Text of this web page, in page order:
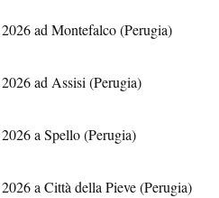
ad Montefalco (Perugia)
ad Assisi (Perugia)
a Spello (Perugia)
a Città della Pieve (Perugia)